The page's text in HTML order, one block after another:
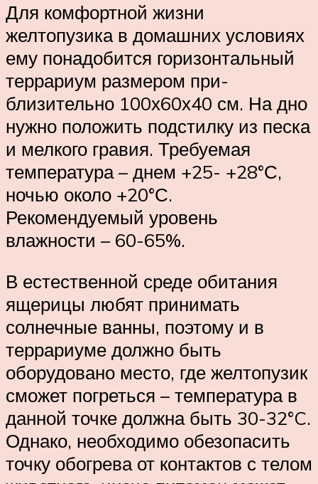
Для комфортной жизни
желтопузика в домашних условиях
ему понадобится горизонтальный
террариум размером при­
близительно 100х60х40 см. На дно
нужно положить подстилку из песка
и мелкого гравия. Требуемая
температура – днем +25- +28°С,
ночью около +20°С.
Рекомендуемый уровень
влажности – 60-65%.
В естественной среде обитания
ящерицы любят принимать
солнечные ванны, поэтому и в
террариуме должно быть
оборудовано место, где желтопузик
сможет погреться – температура в
данной точке должна быть 30-32°C.
Однако, необходимо обезопасить
точку обогрева от контактов с телом